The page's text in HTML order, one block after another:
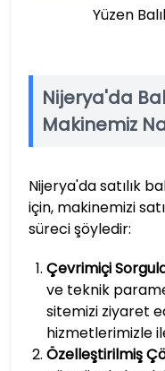
Yüzen
Nijerya'da
Makinemiz
Nijerya'da satılık
için, makinemizi
süreci şöyledir:
Çevrimiçi
ve teknik
sitemizi ziyaret
hizmetlerimizle
Özelleştirilmiş